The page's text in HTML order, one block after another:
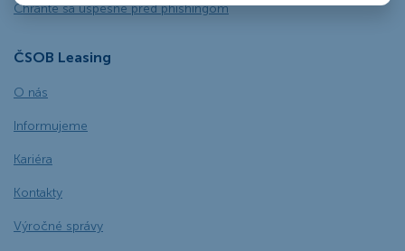
Chráňte sa úspešne pred phishingom
ČSOB Leasing
O nás
Informujeme
Kariéra
Kontakty
Výročné správy